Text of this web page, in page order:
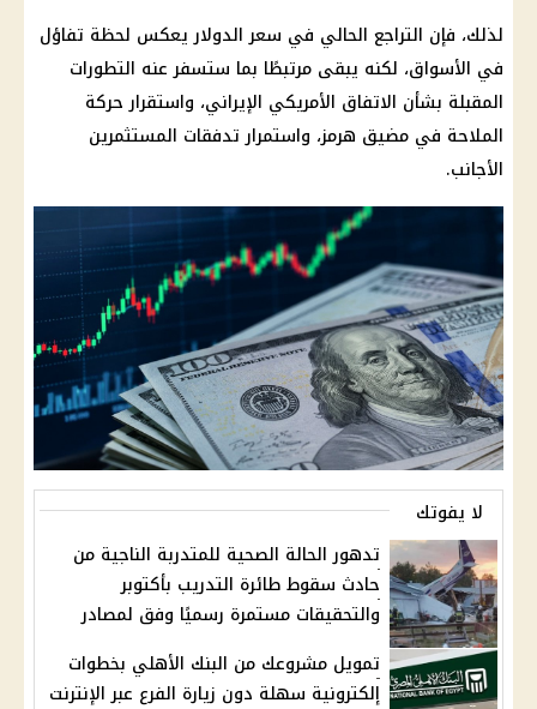
لذلك، فإن التراجع الحالي في سعر الدولار يعكس لحظة تفاؤل
في الأسواق، لكنه يبقى مرتبطًا بما ستسفر عنه التطورات
المقبلة بشأن الاتفاق الأمريكي الإيراني، واستقرار حركة
الملاحة في مضيق هرمز، واستمرار تدفقات المستثمرين
الأجانب.
لا يفوتك
تدهور الحالة الصحية للمتدربة الناجية من
حادث سقوط طائرة التدريب بأكتوبر
والتحقيقات مستمرة رسميًا وفق لمصادر
تمويل مشروعك من البنك الأهلي بخطوات
إلكترونية سهلة دون زيارة الفرع عبر الإنترنت